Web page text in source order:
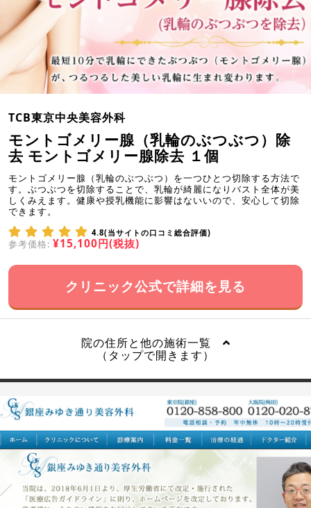
TCB東京中央美容外科
モントゴメリー腺（乳輪のぶつぶつ）除
去 モントゴメリー腺除去 １個
モントゴメリー腺（乳輪のぶつぶつ）を一つひとつ切除する方法で
す。ぶつぶつを切除することで、乳輪が綺麗になりバスト全体が美
しくみえます。健康や授乳機能に影響はないいので、安心して切除
できます。
4.8(当サイトの口コミ総合評価)
参考価格: ¥15,100円(税抜)
クリニック公式で詳細を見る
院の住所と他の施術一覧
（タップで開きます）